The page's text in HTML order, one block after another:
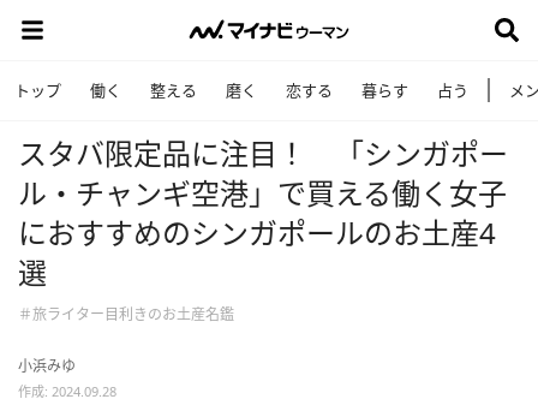
トップ 働く 整える 磨く 恋する 暮らす 占う メ
スタバ限定品に注目！ 「シンガポー
ル・チャンギ空港」で買える働く女子
におすすめのシンガポールのお土産4
選
＃旅ライター目利きのお土産名鑑
小浜みゆ
作成: 2024.09.28